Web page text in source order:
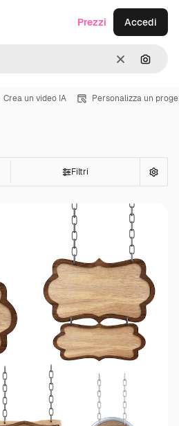
CancellaCerca
Prezzi Accedi
Crea un video IA Personalizza un
Filtri